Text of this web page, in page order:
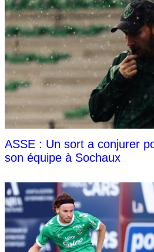
ASSE : Un sort a conjurer
son équipe à Sochaux